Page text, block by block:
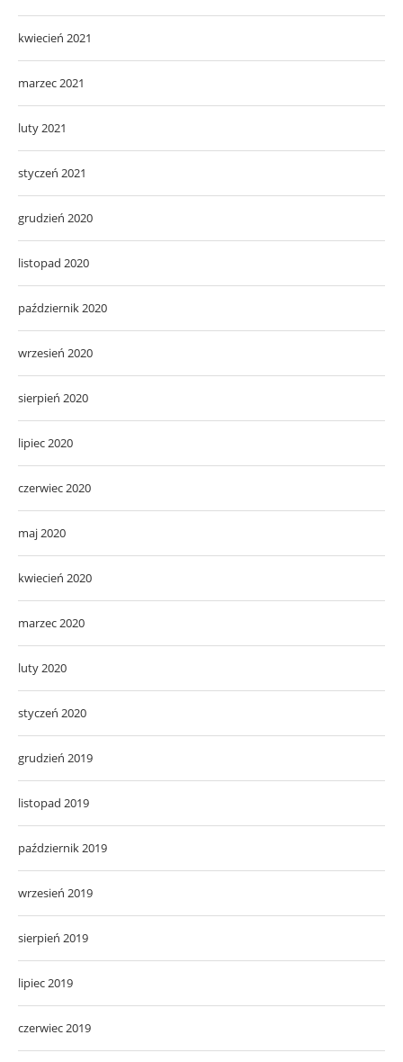
kwiecień 2021
marzec 2021
luty 2021
styczeń 2021
grudzień 2020
listopad 2020
październik 2020
wrzesień 2020
sierpień 2020
lipiec 2020
czerwiec 2020
maj 2020
kwiecień 2020
marzec 2020
luty 2020
styczeń 2020
grudzień 2019
listopad 2019
październik 2019
wrzesień 2019
sierpień 2019
lipiec 2019
czerwiec 2019